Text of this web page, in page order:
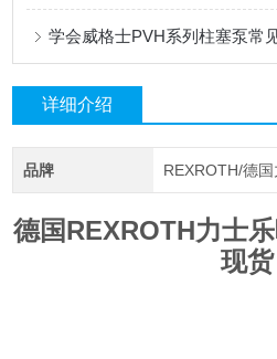
学会威格士PVH系列柱塞泵常
详细介绍
品牌 REXROTH/德
德国REXROTH力士
现货